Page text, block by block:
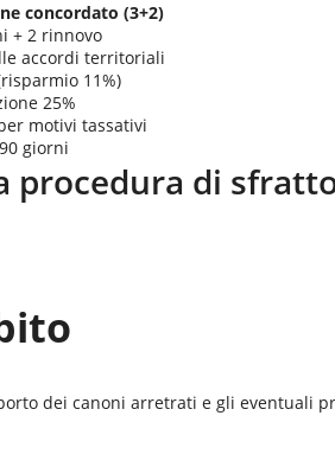
concordato (3+2)
+ 2 rinnovo
accordi territoriali
11%)
25%
motivi tassativi
giorni
procedura di
dei canoni arretrati e gli